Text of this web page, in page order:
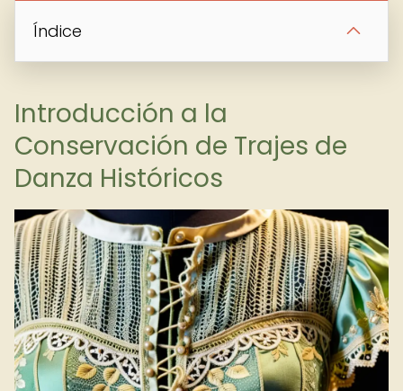
Índice
Introducción a la
Conservación de Trajes de
Danza Históricos